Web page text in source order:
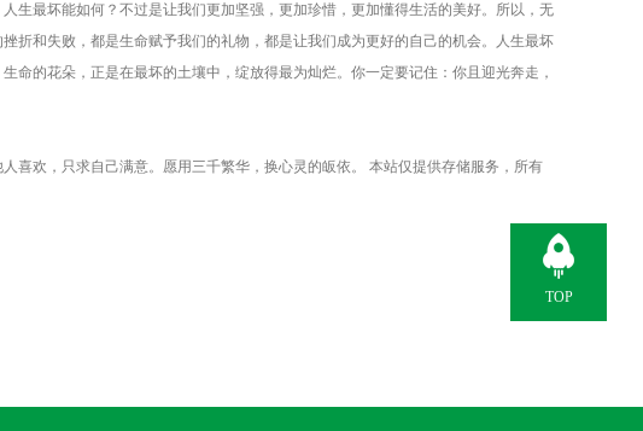
生最坏能如何？不过是让我们更加坚强，更加珍惜，更加懂得生活的美好。所以，无
折和失败，都是生命赋予我们的礼物，都是让我们成为更好的自己的机会。人生最坏
的花朵，正是在最坏的土壤中，绽放得最为灿烂。你一定要记住：你且迎光奔走，
喜欢，只求自己满意。愿用三千繁华，换心灵的皈依。 本站仅提供存储服务，所有
TOP